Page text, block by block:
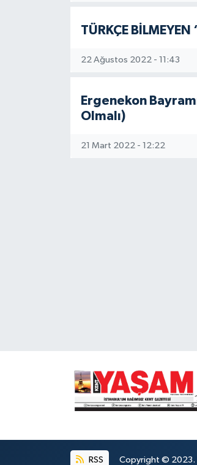
TÜRKÇE
22 Ağustos 2022 - 11:43
Ergenekon
Olmalı)
21 Mart 2022 - 12:22
RSS Copyright © 2023.